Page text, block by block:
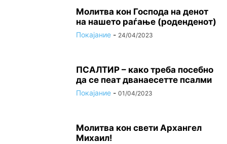
Молитва кон Господа на денот
на нашето раѓање (роденденот)
Покајание - 24/04/2023
ПСАЛТИР – како треба посебно
да се пеат дванаесетте псалми
Покајание - 01/04/2023
Молитва кон свети Архангел
Михаил!